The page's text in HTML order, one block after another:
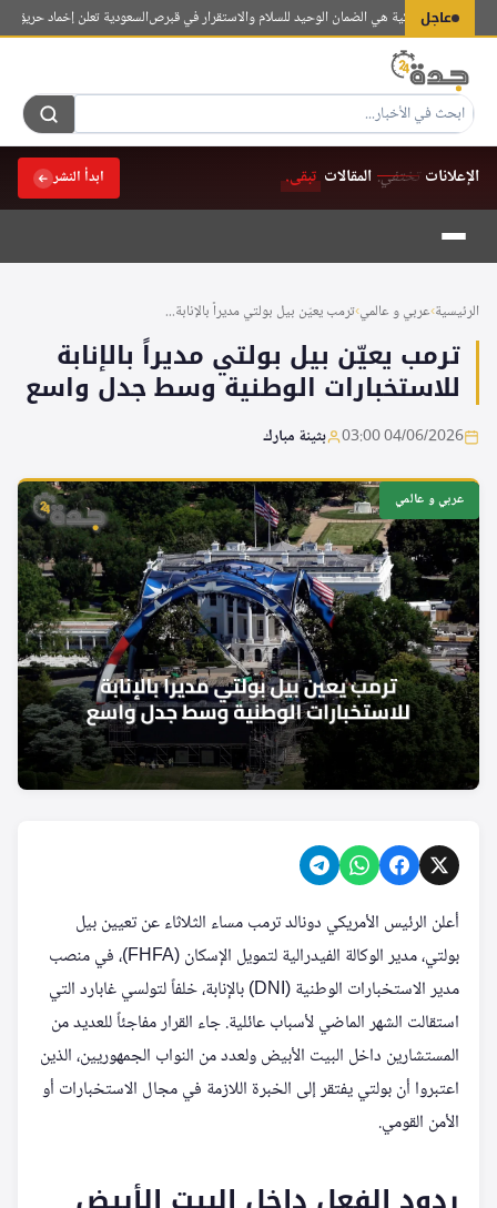
عاجل
القوات التركية هي الضمان الوحيد للسلام والاستقرار في قبرصالسعودية تعلن إخماد حريق في
الإعلانات تختفي.المقالات تبقى. ابدأ النشر
التجاوز
المحتوى
الرئيسية›عربي و عالمي›ترمب يعيّن بيل بولتي مديراً بالإنابة...
ترمب يعيّن بيل بولتي مديراً بالإنابة
للاستخبارات الوطنية وسط جدل واسع
04/06/2026 03:00 بثينة مبارك
عربي و عالمي
أعلن الرئيس الأمريكي دونالد ترمب مساء الثلاثاء عن تعيين بيل
بولتي، مدير الوكالة الفيدرالية لتمويل الإسكان (FHFA)، في منصب
مدير الاستخبارات الوطنية (DNI) بالإنابة، خلفاً لتولسي غابارد التي
استقالت الشهر الماضي لأسباب عائلية. جاء القرار مفاجئاً للعديد من
المستشارين داخل البيت الأبيض ولعدد من النواب الجمهوريين، الذين
اعتبروا أن بولتي يفتقر إلى الخبرة اللازمة في مجال الاستخبارات أو
الأمن القومي.